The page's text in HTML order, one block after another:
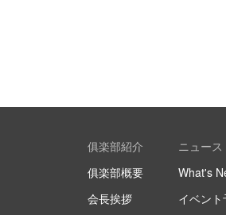
俱楽部紹介
俱楽部概要
会長挨拶
ニュース
What's
イベン